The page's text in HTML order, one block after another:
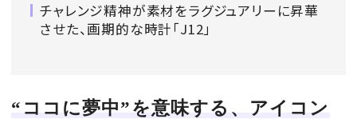
ログイン・新規会員登録
FOLLOW US
チャレンジ精神が素材をラグジュアリーに昇華
させた、画期的な時計「J12」
“ココに夢中”を意味する、アイコン